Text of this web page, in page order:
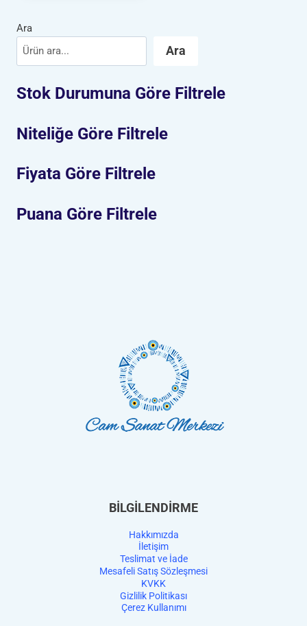
Ara
Ara
Stok Durumuna Göre Filtrele
Niteliğe Göre Filtrele
Fiyata Göre Filtrele
Puana Göre Filtrele
BİLGİLENDİRME
Hakkımızda
İletişim
Teslimat ve İade
Mesafeli Satış Sözleşmesi
KVKK
Gizlilik Politikası
Çerez Kullanımı